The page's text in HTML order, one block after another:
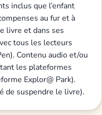
inclus que l’enfant
au fur et à
livre et dans ses
tous les lecteurs
Contenu audio et/ou
les plateformes
Explor@ Park).
de suspendre le livre).